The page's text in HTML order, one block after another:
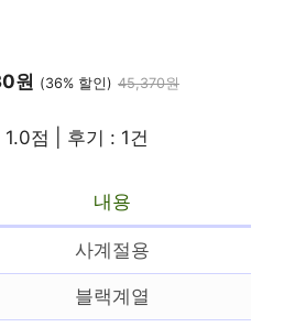
원 (36% 할인) 45,370원
점 | 후기 : 1건
내용
사계절용
블랙계열